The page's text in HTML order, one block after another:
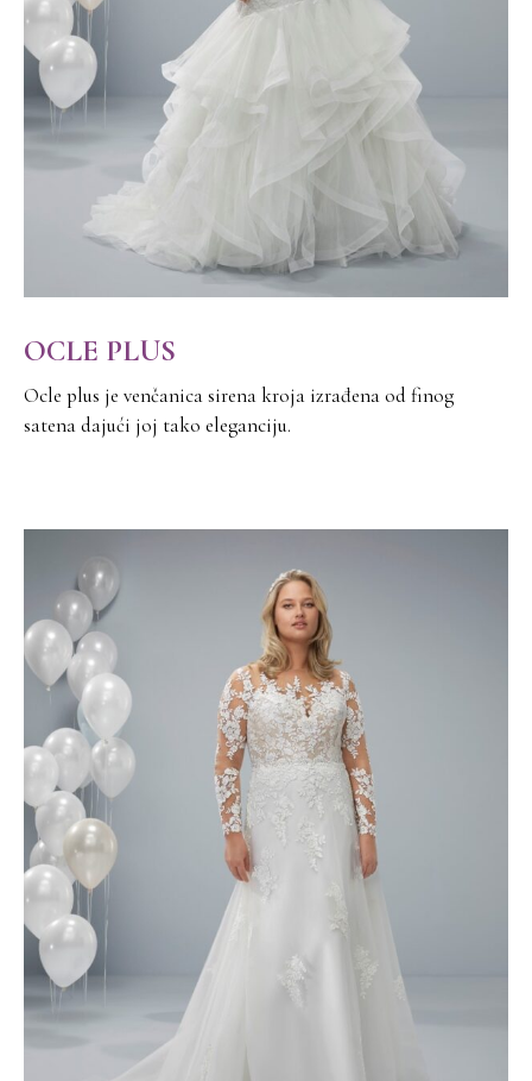
OCLE PLUS
Ocle plus je venčanica sirena kroja izrađena od finog
satena dajući joj tako eleganciju.